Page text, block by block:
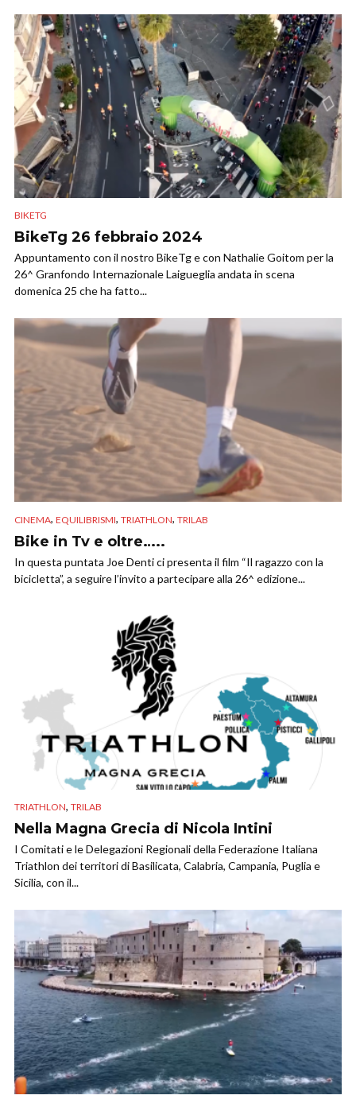
BIKETG
BikeTg 26 febbraio 2024
Appuntamento con il nostro BikeTg e con Nathalie Goitom per la
26^ Granfondo Internazionale Laigueglia andata in scena
domenica 25 che ha fatto...
CINEMA, EQUILIBRISMI, TRIATHLON, TRILAB
Bike in Tv e oltre…..
In questa puntata Joe Denti ci presenta il film “Il ragazzo con la
bicicletta”, a seguire l’invito a partecipare alla 26^ edizione...
TRIATHLON, TRILAB
Nella Magna Grecia di Nicola Intini
I Comitati e le Delegazioni Regionali della Federazione Italiana
Triathlon dei territori di Basilicata, Calabria, Campania, Puglia e
Sicilia, con il...